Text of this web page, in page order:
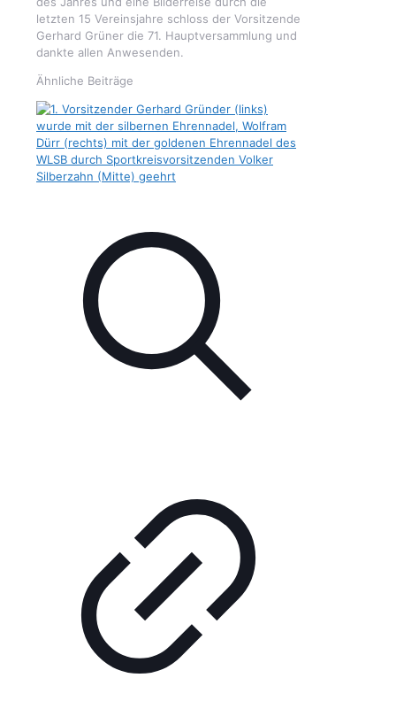
letzten 15 Vereinsjahre schloss der Vorsitzende
Gerhard Grüner die 71. Hauptversammlung und
dankte allen Anwesenden.
Ähnliche Beiträge